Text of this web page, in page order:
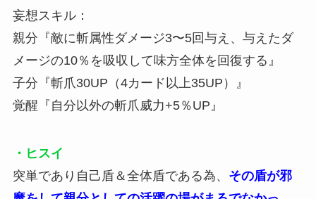
妄想スキル：
親分『敵に斬属性ダメージ3〜5回与え、与えたダ
メージの10％を吸収して味方全体を回復する』
子分『斬爪30UP（4カード以上35UP）』
覚醒『自分以外の斬爪威力+5％UP』
・ヒスイ
突単であり自己盾＆全体盾である為、 その盾が邪